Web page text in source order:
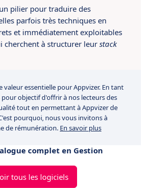
pilier pour traduire des
parfois très techniques en
et immédiatement exploitables
cherchent à structurer leur stack
valeur essentielle pour Appvizer. En tant
objectif d'offrir à nos lecteurs des
tout en permettant à Appvizer de
pourquoi, nous vous invitons à
de rémunération. En savoir plus
complet en Gestion
tous les logiciels